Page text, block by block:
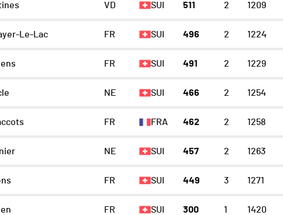
VD SUI 511 2 1209
Le-Lac FR SUI 496 2 1224
FR SUI 491 2 1229
NE SUI 466 2 1254
FR FRA 462 2 1258
NE SUI 457 2 1263
FR SUI 449 3 1271
FR SUI 300 1 1420